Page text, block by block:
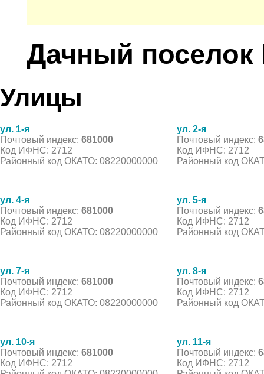
Дачный поселок
Улицы
ул. 1-я
Почтовый индекс: 681000
Код ИФНС: 2712
Районный код ОКАТО: 08220000000
ул. 2-я
Почтовый индекс:
Код ИФНС: 2712
Районный код
ул. 4-я
Почтовый индекс: 681000
Код ИФНС: 2712
Районный код ОКАТО: 08220000000
ул. 5-я
Почтовый индекс:
Код ИФНС: 2712
Районный код
ул. 7-я
Почтовый индекс: 681000
Код ИФНС: 2712
Районный код ОКАТО: 08220000000
ул. 8-я
Почтовый индекс:
Код ИФНС: 2712
Районный код
ул. 10-я
Почтовый индекс: 681000
Код ИФНС: 2712
ул. 11-я
Почтовый индекс:
Код ИФНС: 2712